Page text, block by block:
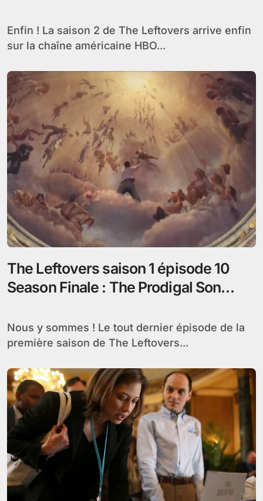
Enfin ! La saison 2 de The Leftovers arrive enfin
sur la chaîne américaine HBO...
The Leftovers saison 1 épisode 10
Season Finale : The Prodigal Son
Nous y sommes ! Le tout dernier épisode de la
première saison de The Leftovers...